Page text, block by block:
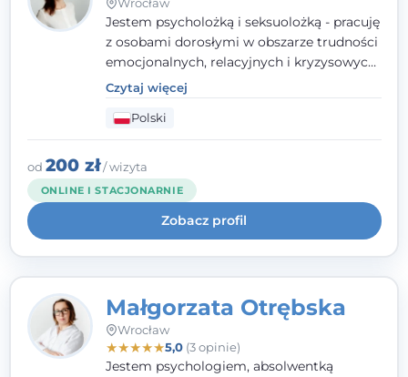
Jestem psycholożką i seksuolożką - pracuję
z osobami dorosłymi w obszarze trudności
emocjonalnych, relacyjnych i kryzysowych,
w tym z osobami po doświadczeniach
przemocy. Ukończyłam psychologię
kliniczną oraz studia podyplomowe z
interwencji kryzysowej i seksuologii
klinicznej na SWPS we Wrocławiu. W pracy
kieruję się empatią, etyką zawodową i
uważnością na potrzeby klienta.
Czytaj więcej
Polski
od 200 zł/ wizyta
ONLINE I STACJONARNIE
Zobacz profil
Małgorzata Otrębska
Wrocław
★★★★★5,0(3 opinie)
Jestem psychologiem, absolwentką